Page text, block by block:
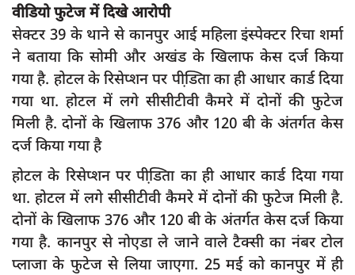
वीडियो फुटेज में दिखे आरोपी
सेक्टर 39 के थाने से कानपुर आई महिला इंस्पेक्टर रिचा शर्मा
ने बताया कि सोमी और अखंड के खिलाफ केस दर्ज किया
गया है. होटल के रिसेप्शन पर पीडि़ता का ही आधार कार्ड दिया
गया था. होटल में लगे सीसीटीवी कैमरे में दोनों की फुटेज
मिली है. दोनों के खिलाफ 376 और 120 बी के अंतर्गत केस
दर्ज किया गया है
होटल के रिसेप्शन पर पीडि़ता का ही आधार कार्ड दिया गया
था. होटल में लगे सीसीटीवी कैमरे में दोनों की फुटेज मिली है.
दोनों के खिलाफ 376 और 120 बी के अंतर्गत केस दर्ज किया
गया है. कानपुर से नोएडा ले जाने वाले टैक्सी का नंबर टोल
प्लाजा के फुटेज से लिया जाएगा. 25 मई को कानपुर में ही